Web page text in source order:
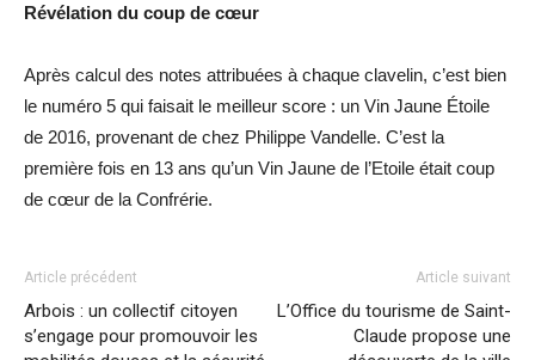
Révélation du coup de cœur
Après calcul des notes attribuées à chaque clavelin, c’est bien
le numéro 5 qui faisait le meilleur score : un Vin Jaune Étoile
de 2016, provenant de chez Philippe Vandelle. C’est la
première fois en 13 ans qu’un Vin Jaune de l’Etoile était coup
de cœur de la Confrérie.
Article précédent
Arbois : un collectif citoyen
s’engage pour promouvoir les
Article suivant
L’Office du tourisme de Saint-
Claude propose une